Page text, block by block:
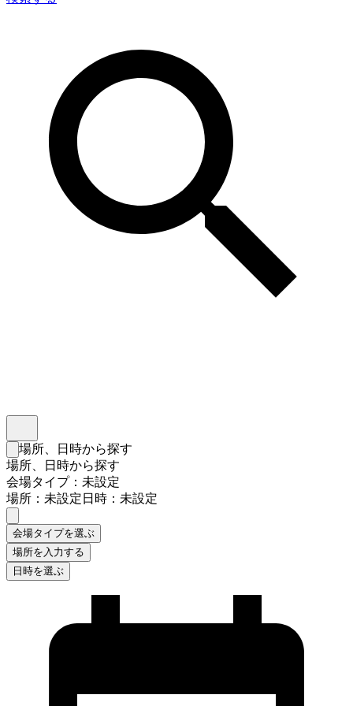
検索フォームを閉じる
場所、日時から探す
場所、日時から探す
会場タイプ：未設定
場所：未設定日時：未設定
会場タイプを選ぶ
場所を入力する
日時を選ぶ